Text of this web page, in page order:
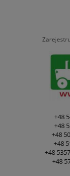
+48
+48
+48
+48
+48
+48